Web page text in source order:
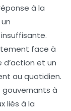
à la
face à
d’action et un
au quotidien.
à
liés à la